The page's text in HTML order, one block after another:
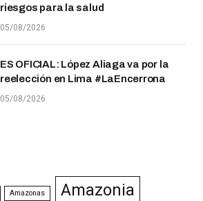
riesgos para la salud
05/08/2026
ES OFICIAL: López Aliaga va por la
reelección en Lima #LaEncerrona
05/08/2026
Amazonas Amazonia